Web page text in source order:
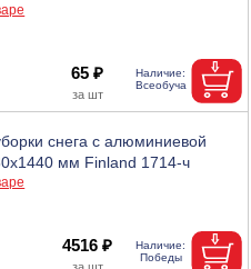
65 ₽
снега с алюминиевой
мм Finland 1714-ч
4516 ₽